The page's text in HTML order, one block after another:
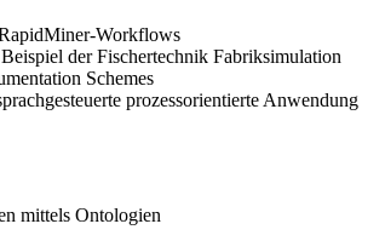
Workflows
der Fischertechnik Fabriksimulation
Schemes
prozessorientierte Anwendung
mittels Ontologien